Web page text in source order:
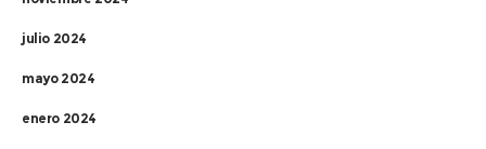
julio 2024
mayo 2024
enero 2024